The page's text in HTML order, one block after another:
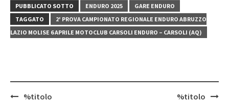
PUBBLICATO SOTTO ENDURO 2025
GARE ENDURO
TAGGATO
2' PROVA CAMPIONATO REGIONALE ENDURO ABRUZZO
LAZIO MOLISE 6 APRILE MOTOCLUB CARSOLI ENDURO – CARSOLI (AQ)
Navigazione
%titolo %titolo